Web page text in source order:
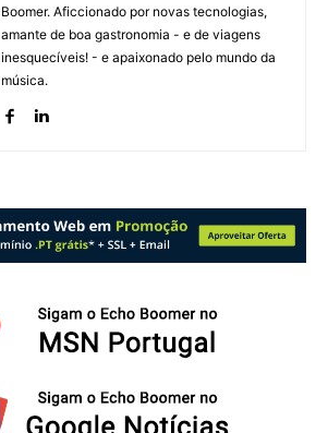
Boomer. Aficcionado por novas tecnologias,
amante de boa gastronomia - e de viagens
inesquecíveis! - e apaixonado pelo mundo da
música.